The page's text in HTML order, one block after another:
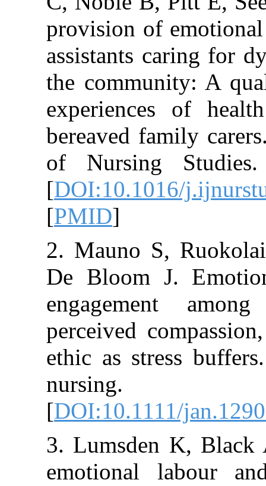
provision of
assistants
the
experiences
bereaved
of Nursing
[DOI:10.1016/
[
2. Mauno S,
De Bloom J.
engagement
perceived
ethic as stress
nursing.
[DOI:10.1111/
3. Lumsden
emotional